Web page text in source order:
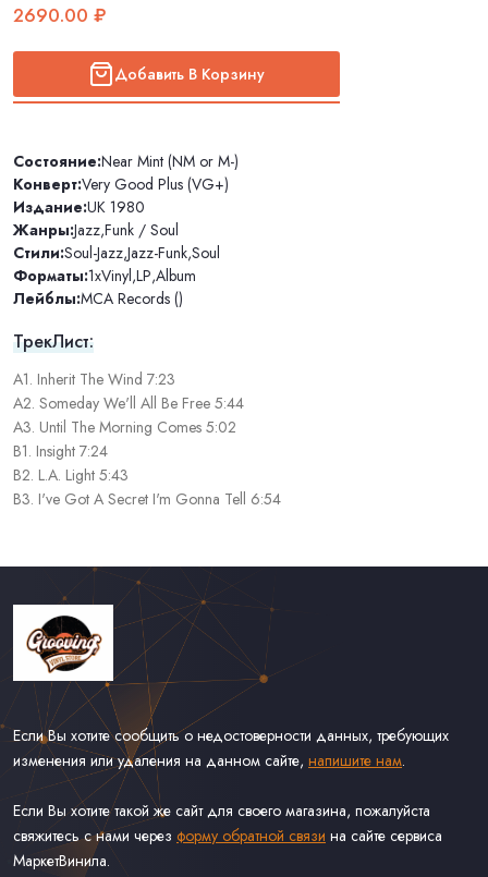
2690.00 ₽
Добавить В Корзину
Состояние:Near Mint (NM or M-)
Конверт:Very Good Plus (VG+)
Издание:UK 1980
Жанры:Jazz,Funk / Soul
Стили:Soul-Jazz,Jazz-Funk,Soul
Форматы:1xVinyl,LP,Album
Лейблы:MCA Records ()
ТрекЛист:
A1. Inherit The Wind 7:23
A2. Someday We'll All Be Free 5:44
A3. Until The Morning Comes 5:02
B1. Insight 7:24
B2. L.A. Light 5:43
B3. I've Got A Secret I'm Gonna Tell 6:54
Если Вы хотите сообщить о недостоверности данных, требующих
изменения или удаления на данном сайте, напишите нам.
Если Вы хотите такой же сайт для своего магазина, пожалуйста
свяжитесь с нами через форму обратной связи на сайте сервиса
МаркетВинила.